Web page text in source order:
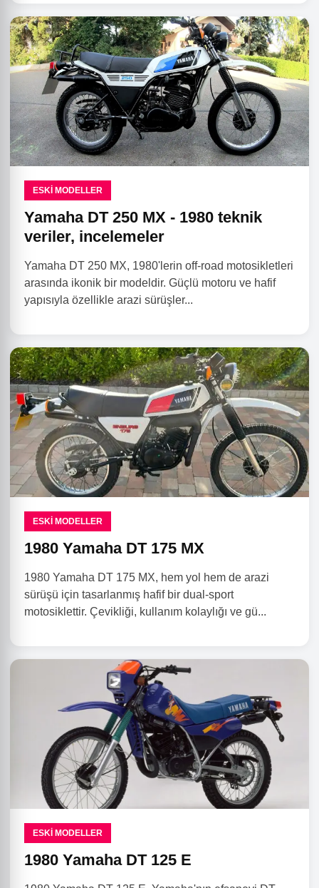
ESKI MODELLER
Yamaha DT 250 MX - 1980 teknik
veriler, incelemeler
Yamaha DT 250 MX, 1980'lerin off-road motosikletleri
arasında ikonik bir modeldir. Güçlü motoru ve hafif
yapısıyla özellikle arazi sürüşler...
ESKI MODELLER
1980 Yamaha DT 175 MX
1980 Yamaha DT 175 MX, hem yol hem de arazi
sürüşü için tasarlanmış hafif bir dual-sport
motosiklettir. Çevikliği, kullanım kolaylığı ve gü...
ESKI MODELLER
1980 Yamaha DT 125 E